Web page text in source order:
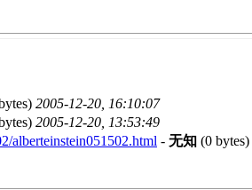
2005-12-20, 16:10:07
2005-12-20, 13:53:49
alberteinstein051502.html - 无知 (0 bytes)